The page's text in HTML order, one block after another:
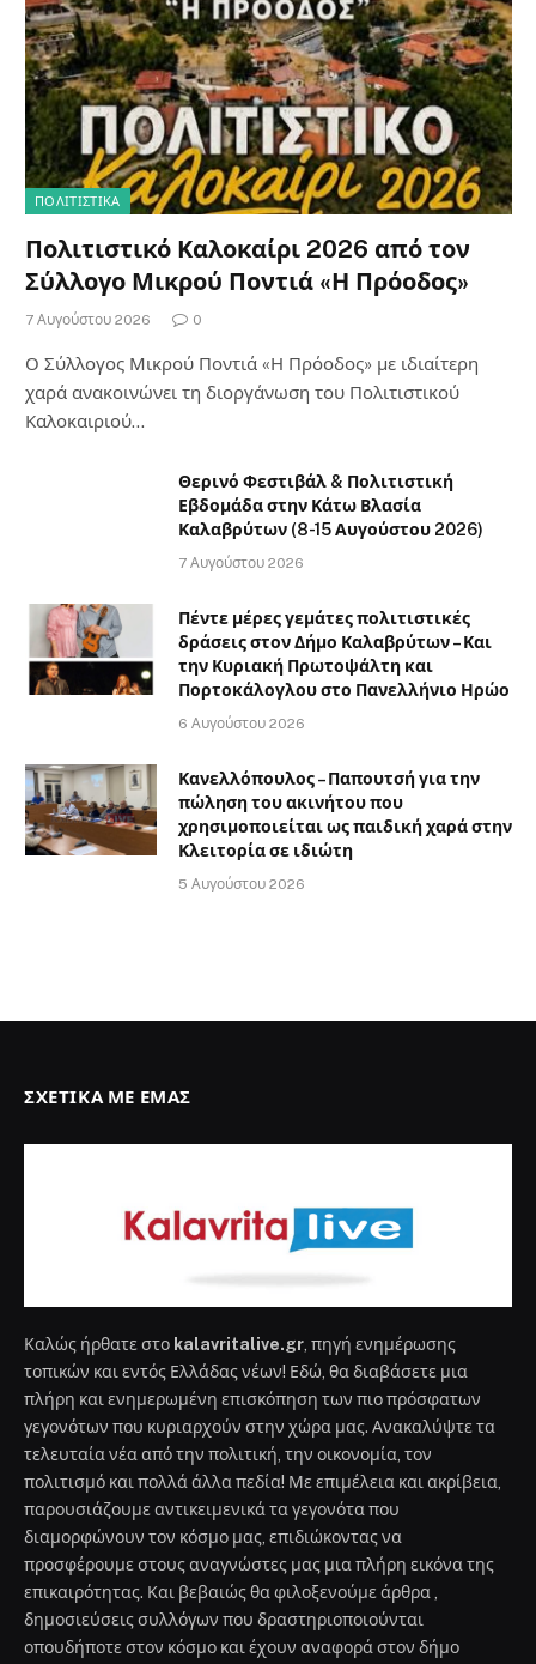
ΠΟΛΙΤΙΣΤΙΚΑ
Πολιτιστικό Καλοκαίρι 2026 από τον
Σύλλογο Μικρού Ποντιά «Η Πρόοδος»
7 Αυγούστου 2026 0
Ο Σύλλογος Μικρού Ποντιά «Η Πρόοδος» με ιδιαίτερη
χαρά ανακοινώνει τη διοργάνωση του Πολιτιστικού
Καλοκαιριού…
Θερινό Φεστιβάλ & Πολιτιστική
Εβδομάδα στην Κάτω Βλασία
Καλαβρύτων (8-15 Αυγούστου 2026)
7 Αυγούστου 2026
Πέντε μέρες γεμάτες πολιτιστικές
δράσεις στον Δήμο Καλαβρύτων – Και
την Κυριακή Πρωτοψάλτη και
Πορτοκάλογλου στο Πανελλήνιο Ηρώο
6 Αυγούστου 2026
Κανελλόπουλος – Παπουτσή για την
πώληση του ακινήτου που
χρησιμοποιείται ως παιδική χαρά στην
Κλειτορία σε ιδιώτη
5 Αυγούστου 2026
ΣΧΕΤΙΚΆ ΜΕ ΕΜΆΣ
Καλώς ήρθατε στο kalavritalive.gr , πηγή ενημέρωσης
τοπικών και εντός Ελλάδας νέων! Εδώ, θα διαβάσετε μια
πλήρη και ενημερωμένη επισκόπηση των πιο πρόσφατων
γεγονότων που κυριαρχούν στην χώρα μας. Ανακαλύψτε τα
τελευταία νέα από την πολιτική, την οικονομία, τον
πολιτισμό και πολλά άλλα πεδία! Με επιμέλεια και ακρίβεια,
παρουσιάζουμε αντικειμενικά τα γεγονότα που
διαμορφώνουν τον κόσμο μας, επιδιώκοντας να
προσφέρουμε στους αναγνώστες μας μια πλήρη εικόνα της
επικαιρότητας. Και βεβαιώς θα φιλοξενούμε άρθρα ,
δημοσιεύσεις συλλόγων που δραστηριοποιούνται
οπουδήποτε στον κόσμο και έχουν αναφορά στον δήμο